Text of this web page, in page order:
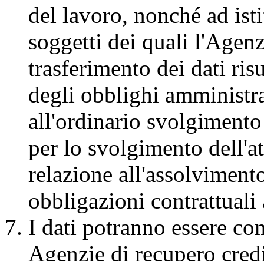
del lavoro, nonché ad
soggetti dei quali
trasferimento dei dati
degli obblighi
all'ordinario
per lo svolgimento
relazione
obbligazioni contrattuali
I dati potranno essere
Agenzie di recupero